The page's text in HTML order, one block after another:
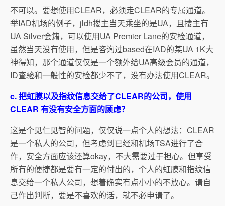
不可以。要想使用CLEAR，必须走CLEAR的专属通道。
举IAD机场的例子，jldh搂主当天乘坐的是UA，且搂主有
UA Silver会籍，可以使用UA Premier Lane的安检通道，
虽然当天没有使用，但是咨询过based在IAD的某UA 1K大
神得知，那个通道仅仅是一个额外给UA高级会员的通道，
ID查验和一般性的安检都少不了，没有办法使用CLEAR。
c. 把虹膜以及指纹信息交给了CLEAR的公司，使用
CLEAR 有没有安全方面的顾虑？
这是个见仁见智的问题，仅仅说一点个人的想法：CLEAR
是一个私人的公司，但考虑到已经和机场TSA进行了合
作，安全方面应该还算okay，不大需要过于担心。但享受
所有的便捷都是要有一定的付出的，个人的虹膜和指纹信
息交给一个私人公司，想着确实有点小小的不放心。请自
己作出判断，要是不喜欢的话，就不必申请了。